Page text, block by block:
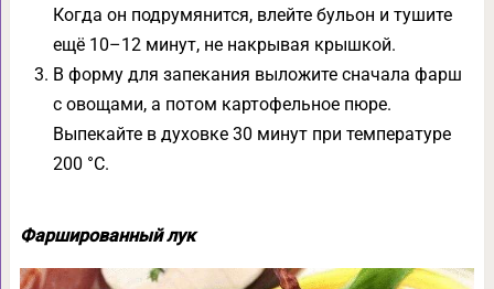
Когда он подрумянится, влейте бульон и тушите
ещё 10–12 минут, не накрывая крышкой.
В форму для запекания выложите сначала фарш
с овощами, а потом картофельное пюре.
Выпекайте в духовке 30 минут при температуре
200 °С.
Фаршированный лук